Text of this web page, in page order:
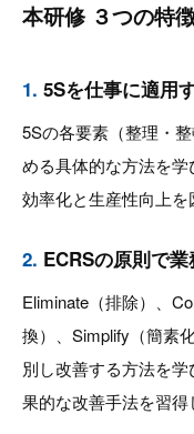
本研修 ３つの特
1. 5Sを仕事に適用
5Sの各要素（整理・
める具体的な方法を
効率化と生産性向上を
2. ECRSの原則で
Eliminate（排除）、
換）、Simplify（簡素
別し改善する方法を
果的な改善手法を習得